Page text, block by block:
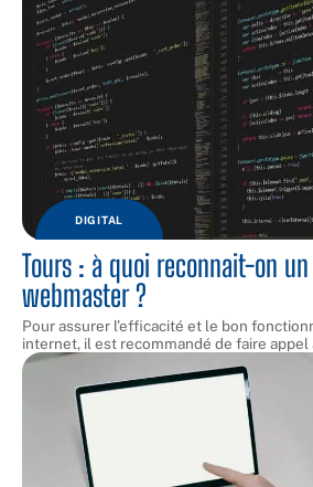
DIGITAL
Tours : à quoi reconnait-on
webmaster ?
Pour assurer l’efficacité et le bon
internet, il est recommandé de faire appel